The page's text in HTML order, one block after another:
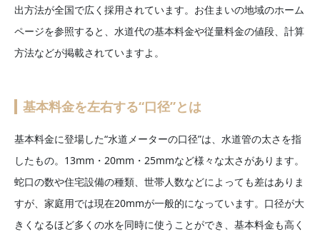
出方法が全国で広く採用されています。お住まいの地域のホーム
ページを参照すると、水道代の基本料金や従量料金の値段、計算
方法などが掲載されていますよ。
基本料金を左右する“口径”とは
基本料金に登場した“水道メーターの口径”は、水道管の太さを指
したもの。13mm・20mm・25mmなど様々な太さがあります。
蛇口の数や住宅設備の種類、世帯人数などによっても差はありま
すが、家庭用では現在20mmが一般的になっています。口径が大
きくなるほど多くの水を同時に使うことができ、基本料金も高く